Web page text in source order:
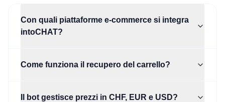
Con quali piattaforme e-commerce si integra
intoCHAT?
Come funziona il recupero del carrello?
Il bot gestisce prezzi in CHF, EUR e USD?